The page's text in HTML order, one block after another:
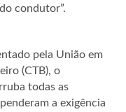
condutor”.
pela União em
(CTB), o
todas as
a exigência